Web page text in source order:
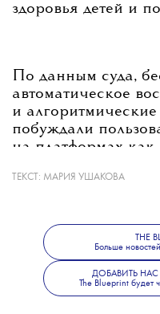
что-то мифическое,
проникать в
Больше новостей
и современной
здоровья детей и
По данным суда,
автоматическое
и
побуждали
на платформах
тревожности,
Meta 💧
с
и заявили, что
ТЕКСТ: МАРИЯ УШАКОВА
THE
Больше
ДОБАВИТЬ НАС
The Blueprint будет